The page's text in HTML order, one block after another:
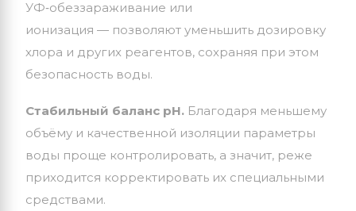
УФ‑обеззараживание или
ионизация — позволяют уменьшить дозировку
хлора и других реагентов, сохраняя при этом
безопасность воды.
Стабильный баланс pH. Благодаря меньшему
объёму и качественной изоляции параметры
воды проще контролировать, а значит, реже
приходится корректировать их специальными
средствами.